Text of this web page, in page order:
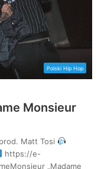
Polski Hip Hop
Monsieur
Matt Tosi
https://e-
„Madame